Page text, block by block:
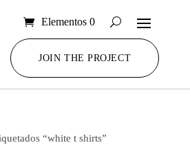
Elementos 0
JOIN THE PROJECT
“white t shirts”